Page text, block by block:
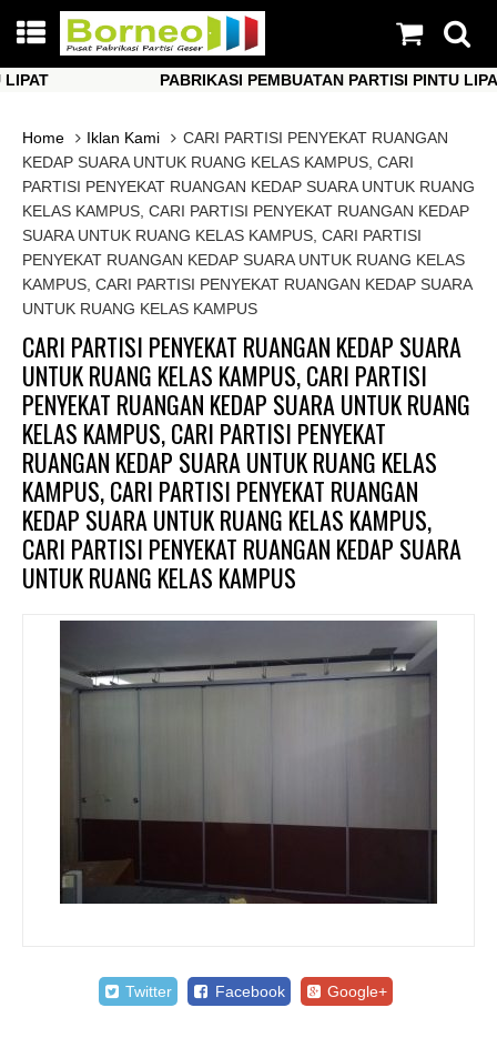
PABRIKASI PEMBUATAN PARTISI PINTU LIPAT
Home
Iklan Kami
CARI PARTISI PENYEKAT RUANGAN
KEDAP SUARA UNTUK RUANG KELAS KAMPUS, CARI
PARTISI PENYEKAT RUANGAN KEDAP SUARA UNTUK RUANG
KELAS KAMPUS, CARI PARTISI PENYEKAT RUANGAN KEDAP
SUARA UNTUK RUANG KELAS KAMPUS, CARI PARTISI
PENYEKAT RUANGAN KEDAP SUARA UNTUK RUANG KELAS
KAMPUS, CARI PARTISI PENYEKAT RUANGAN KEDAP SUARA
UNTUK RUANG KELAS KAMPUS
CARI PARTISI PENYEKAT RUANGAN KEDAP SUARA
UNTUK RUANG KELAS KAMPUS, CARI PARTISI
PENYEKAT RUANGAN KEDAP SUARA UNTUK RUANG
KELAS KAMPUS, CARI PARTISI PENYEKAT
RUANGAN KEDAP SUARA UNTUK RUANG KELAS
KAMPUS, CARI PARTISI PENYEKAT RUANGAN
KEDAP SUARA UNTUK RUANG KELAS KAMPUS,
CARI PARTISI PENYEKAT RUANGAN KEDAP SUARA
UNTUK RUANG KELAS KAMPUS
Twitter Facebook Google+